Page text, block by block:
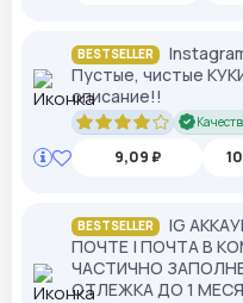
BESTSELLER
Пустые, чистые
описание!!
9,09 ₽
BESTSELLER
IG
ПОЧТЕ | ПОЧТА В
ЧАСТИЧНО
ОТЛЕЖКА ДО 1